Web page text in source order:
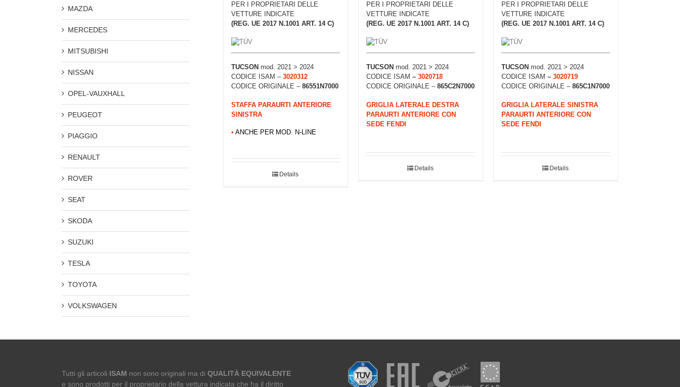
PER I PROPRIETARI DELLE
VETTURE INDICATE
(REG. UE 2017 N.1001 ART. 14 C)
TUCSON mod. 2021 > 2024
CODICE ISAM – 3020312
CODICE ORIGINALE – 86551N7000
STAFFA PARAURTI ANTERIORE
SINISTRA
• ANCHE PER MOD. N-LINE
Details
PER I PROPRIETARI DELLE
VETTURE INDICATE
(REG. UE 2017 N.1001 ART. 14 C)
TUCSON mod. 2021 > 2024
CODICE ISAM – 3020718
CODICE ORIGINALE – 865C2N7000
GRIGLIA LATERALE DESTRA
PARAURTI ANTERIORE CON
SEDE FENDI
Details
PER I PROPRIETARI DELLE
VETTURE INDICATE
(REG. UE 2017 N.1001 ART. 14 C)
TUCSON mod. 2021 > 2024
CODICE ISAM – 3020719
CODICE ORIGINALE – 865C1N7000
GRIGLIA LATERALE SINISTRA
PARAURTI ANTERIORE CON
SEDE FENDI
Details
MAZDA
MERCEDES
MITSUBISHI
NISSAN
OPEL-VAUXHALL
PEUGEOT
PIAGGIO
RENAULT
ROVER
SEAT
SKODA
SUZUKI
TESLA
TOYOTA
VOLKSWAGEN
Tutti gli articoli ISAM non sono originali ma di QUALITÀ EQUIVALENTE
e sono prodotti per il proprietario della vettura indicata che ha il diritto